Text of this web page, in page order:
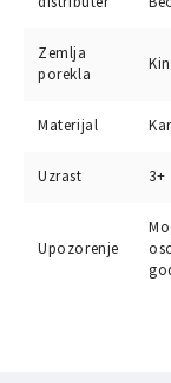
Zemlja
porekla
Materijal
Uzrast 3+
Upozorenje